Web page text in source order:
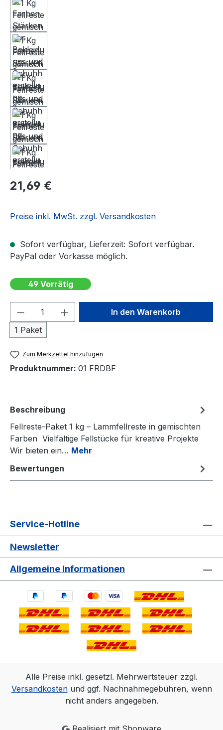
Regulärer Preis:
21,69 €
Preise inkl. MwSt. zzgl. Versandkosten
Sofort verfügbar, Lieferzeit: Sofort verfügbar.
PayPal oder Vorkasse möglich.
49 Vorrätig
Produkt Anzahl: Gib den
1 Paket
In den Warenkorb
Zum Merkzettel hinzufügen
Produktnummer: 01 FRDBF
Beschreibung
Fellreste-Paket 1 kg – Lammfellreste in gemischten
Farben Vielfältige Fellstücke für kreative Projekte
Wir bieten ein… Mehr
Bewertungen
Service-Hotline
Newsletter
Allgemeine Informationen
Alle Preise inkl. gesetzl. Mehrwertsteuer zzgl.
Versandkostenund ggf. Nachnahmegebühren, wenn
nicht anders angegeben.